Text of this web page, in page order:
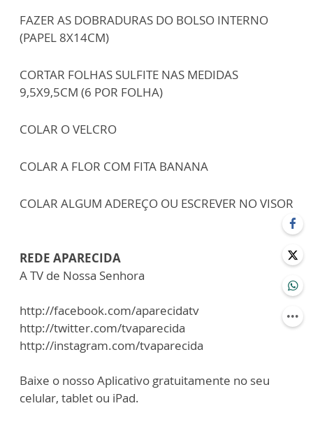
FAZER AS DOBRADURAS DO BOLSO INTERNO
(PAPEL 8X14CM)
CORTAR FOLHAS SULFITE NAS MEDIDAS
9,5X9,5CM (6 POR FOLHA)
COLAR O VELCRO
COLAR A FLOR COM FITA BANANA
COLAR ALGUM ADEREÇO OU ESCREVER NO VISOR
REDE APARECIDA
A TV de Nossa Senhora
http://facebook.com/aparecidatv
http://twitter.com/tvaparecida
http://instagram.com/tvaparecida
Baixe o nosso Aplicativo gratuitamente no seu
celular, tablet ou iPad.